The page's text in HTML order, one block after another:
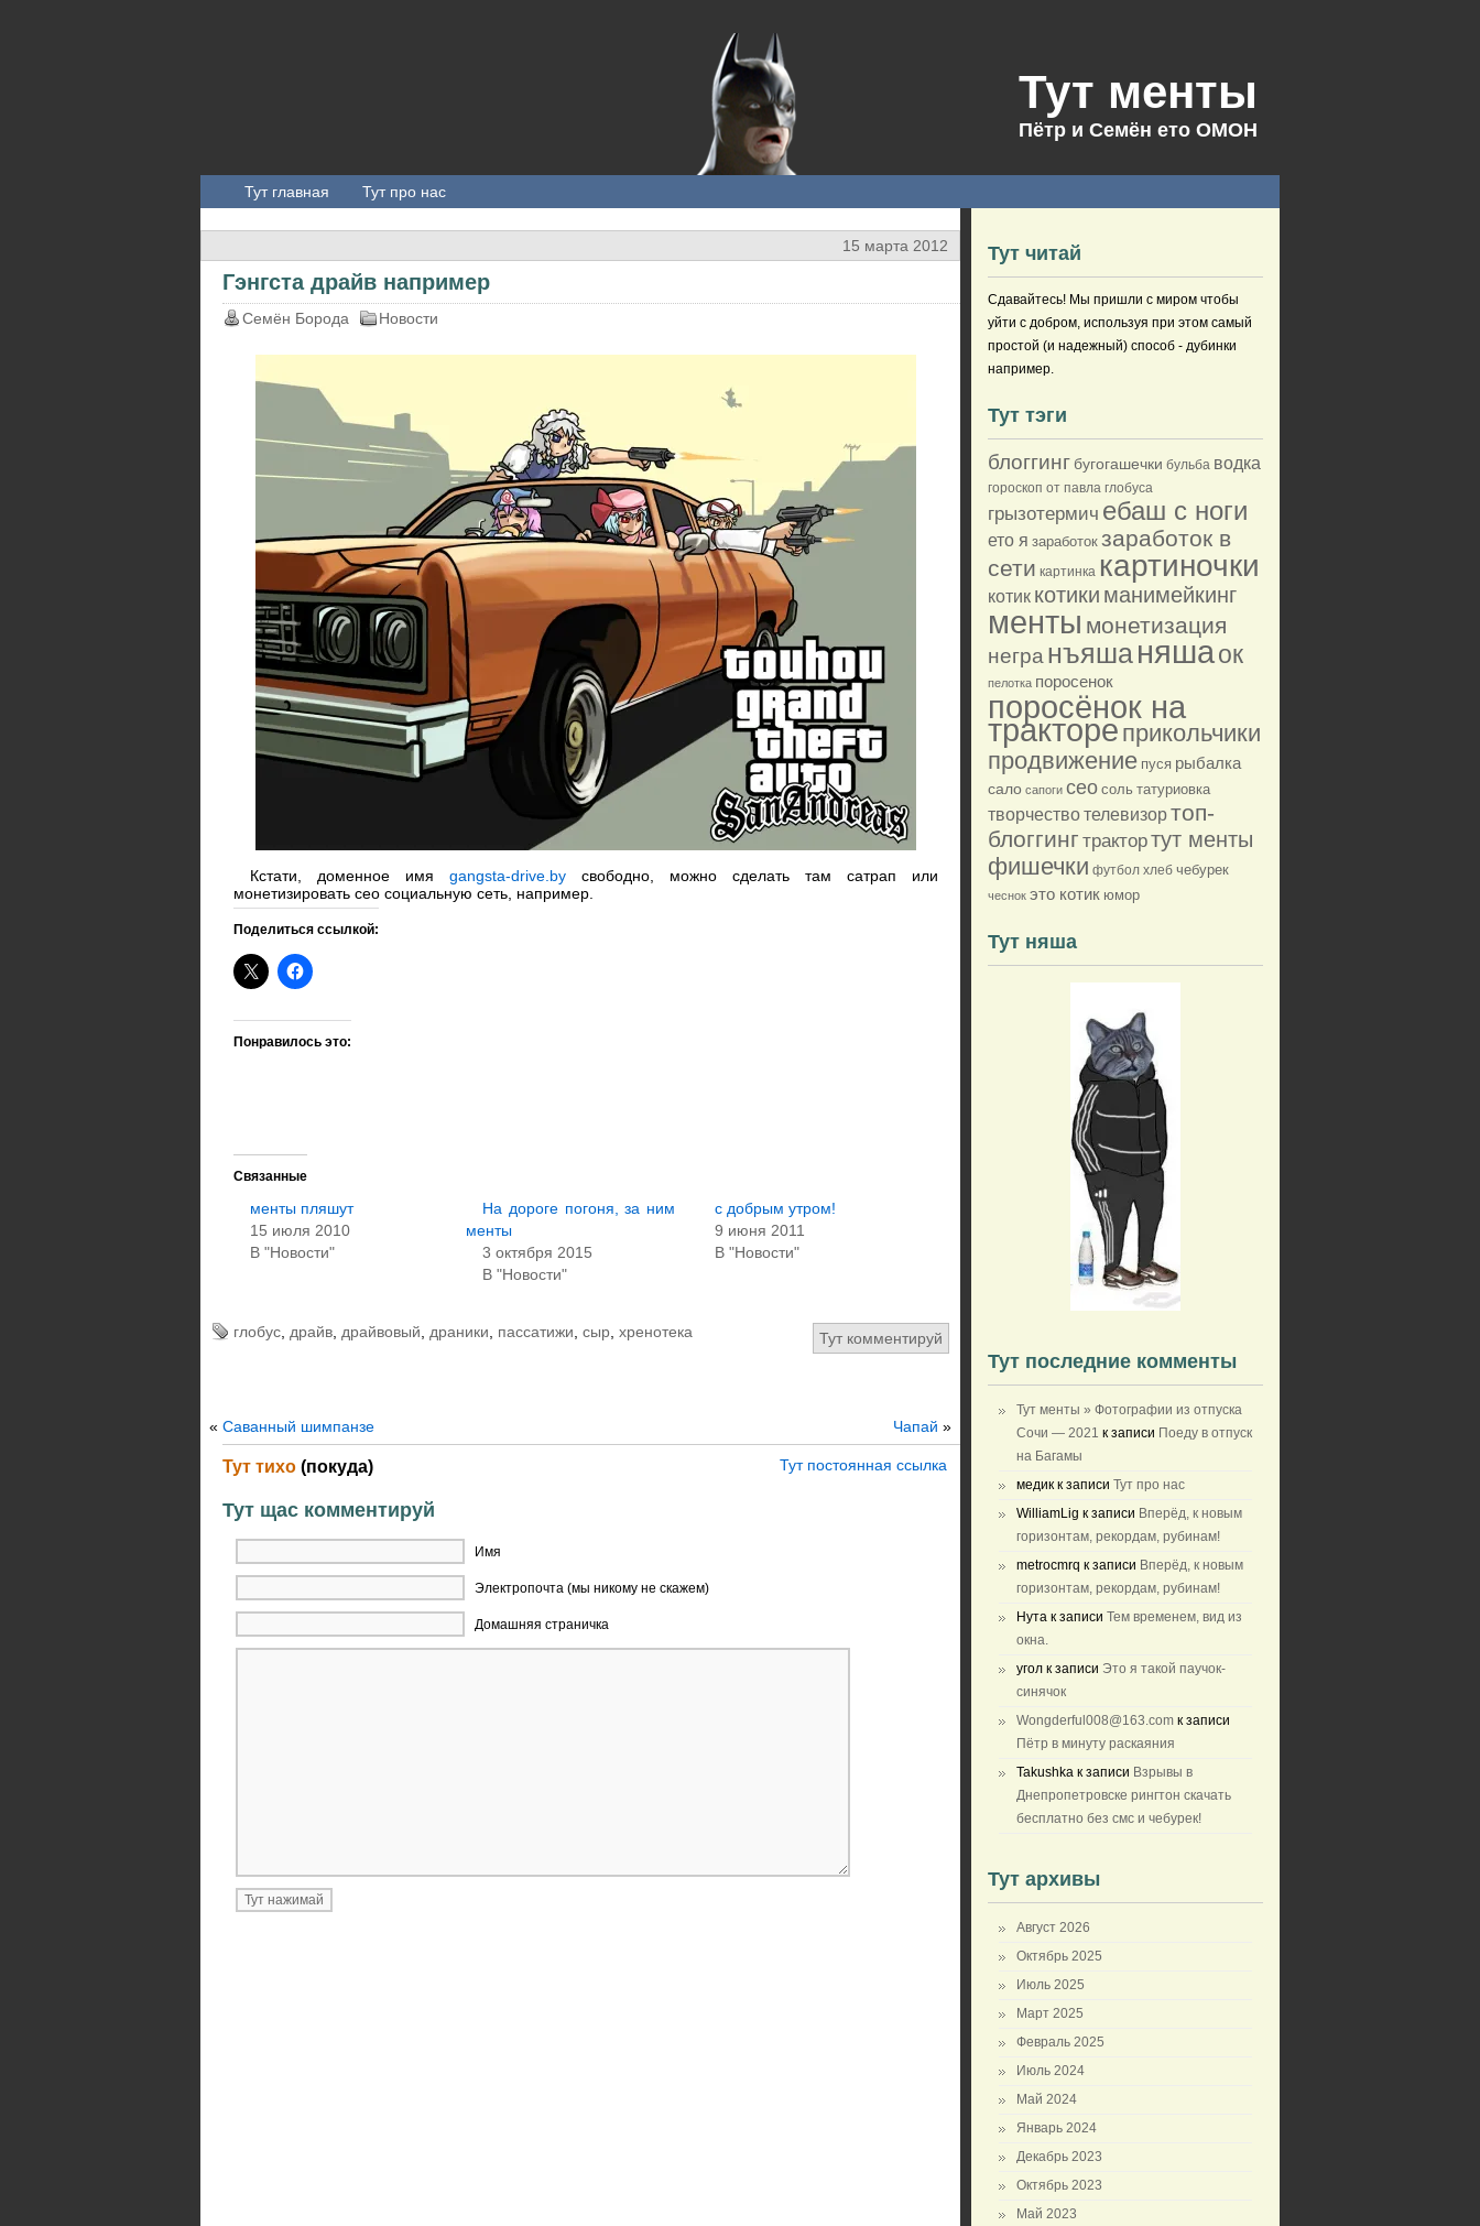
Тут менты
Пётр и Семён ето ОМОН
Тут главная Тут про нас
15 марта 2012
Гэнгста драйв например
Семён Борода Новости
Кстати, доменное имя gangsta-drive.by свободно, можно сделать там сатрап или
монетизировать сео социальную сеть, например.
Поделиться ссылкой:
Понравилось это:
Связанные
менты пляшут
15 июля 2010
В "Новости"
На дороге погоня, за ним
менты
3 октября 2015
В "Новости"
с добрым утром!
9 июня 2011
В "Новости"
глобус драйв драйвовый драники пассатижи сыр хренотека Тут комментируй
« Саванный шимпанзе Чапай »
Тут постоянная ссылка
Тут тихо (покуда)
Тут щас комментируй
Имя
Электропочта (мы никому не скажем)
Домашняя страничка
Тут читай
Сдавайтесь! Мы пришли с миром чтобы
уйти с добром, используя при этом самый
простой (и надежный) способ - дубинки
например.
Тут тэги
блоггингбугогашечки бульба водка
гороскоп от павла глобуса
грызотермич ебаш с ноги
ето я заработок заработок в
сети картинка картиночки
котик котики манимейкинг
менты монетизация
негра нъяшаняшаок
пелотка поросенок
поросёнок на
трактореприкольчики
продвижение пуся рыбалка
сало сапоги сео соль татуриовка
творчествотелевизортоп-
блоггинг трактортут менты
фишечки футбол хлеб чебурек
чеснок это котик юмор
Тут няша
Тут последние комменты
Тут менты » Фотографии из отпуска
Сочи — 2021 к записи Поеду в отпуск
на Багамы
медик к записи Тут про нас
WilliamLig к записи Вперёд, к новым
горизонтам, рекордам, рубинам!
metrocmrq к записи Вперёд, к новым
горизонтам, рекордам, рубинам!
Нута к записи Тем временем, вид из
окна.
угол к записи Это я такой паучок-
синячок
Wongderful008@163.com к записи
Пётр в минуту раскаяния
Takushka к записи Взрывы в
Днепропетровске рингтон скачать
бесплатно без смс и чебурек!
Тут архивы
Август 2026
Октябрь 2025
Июль 2025
Март 2025
Февраль 2025
Июль 2024
Май 2024
Январь 2024
Декабрь 2023
Октябрь 2023
Май 2023